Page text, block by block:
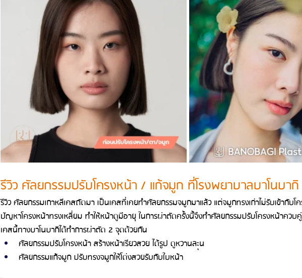
รีวิว ศัลยกรรมปรับโครงหน้า / แก้จมูก ที่โรงพยาบาลบาโนบากิ
รีวิว ศัลยกรรมเกาหลีเคสถัดมา เป็นเคสที่เคยทำศัลยกรรมจมูกมาแล้ว แต่จมูกทรงเก่าไม่รับเข้ากับโค
ปัญหาโครงหน้าทรงเหลี่ยม ทำให้หน้าดูมีอายุ ในการผ่าตัดครั้งนี้จึงทำศัลยกรรมปรับโครงหน้าควบคู่
เคสนี้ทางบาโนบากิได้ทำการผ่าตัด 2 จุดด้วยกัน
ศัลยกรรมปรับโครงหน้า สร้างหน้าเรียวสวย ได้รูป ดูหวานละุน
ศัลยกรรมแก้จมูก ปรับทรงจมูกให้โด่งสวยรับกับใบหน้า